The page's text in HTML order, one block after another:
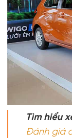
Tìm hiểu
Đánh giá